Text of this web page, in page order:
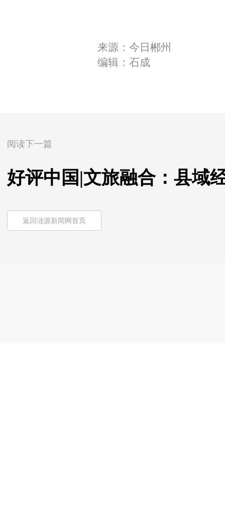
来源：今日郴州
编辑：石成
阅读下一篇
好评中国|文旅融合：县域
返回涟源新闻网首页